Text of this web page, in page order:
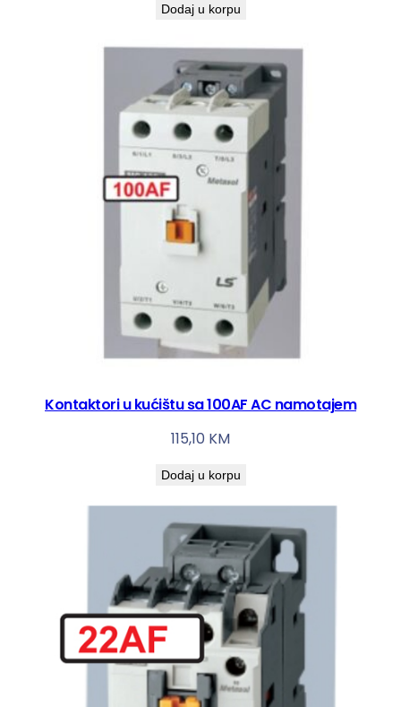
Dodaj u korpu
Kontaktori u kućištu sa 100AF AC namotajem
115,10 KM
Dodaj u korpu